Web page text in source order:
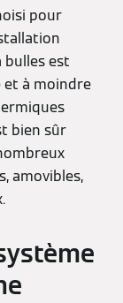
pour
bulles est
et à moindre
bien sûr
amovibles,